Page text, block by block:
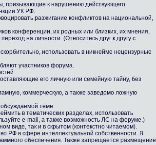
призывающие к нарушению действующего
УК РФ.
разжигание конфликтов на национальной,
конференции, их родных или близких, их мнения,
на личности. (Относитесь друг к другу с
использовать в никнейме нецензурные
участников форума.
его личную или семейную тайну, без
коммерческую, а также заведомо ложную
теме.
в тематических разделах, использовать
e-mail, а также возможность ЛС на форуме.)
виде, так и в скрытом (контекстно читаемом).
РФ в сфере интеллектуальной собственности. В
обеспечения. Также запрещается размещение